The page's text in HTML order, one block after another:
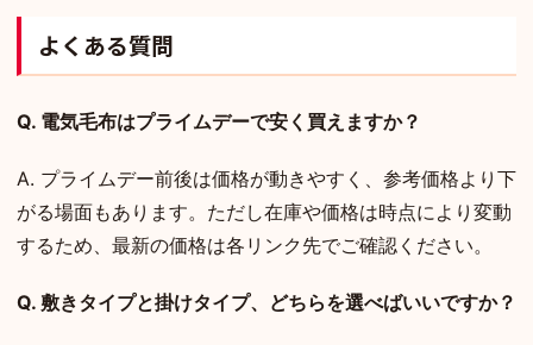
よくある質問
Q. 電気毛布はプライムデーで安く買えますか？
A. プライムデー前後は価格が動きやすく、参考価格より下
がる場面もあります。ただし在庫や価格は時点により変動
するため、最新の価格は各リンク先でご確認ください。
Q. 敷きタイプと掛けタイプ、どちらを選べばいいですか？